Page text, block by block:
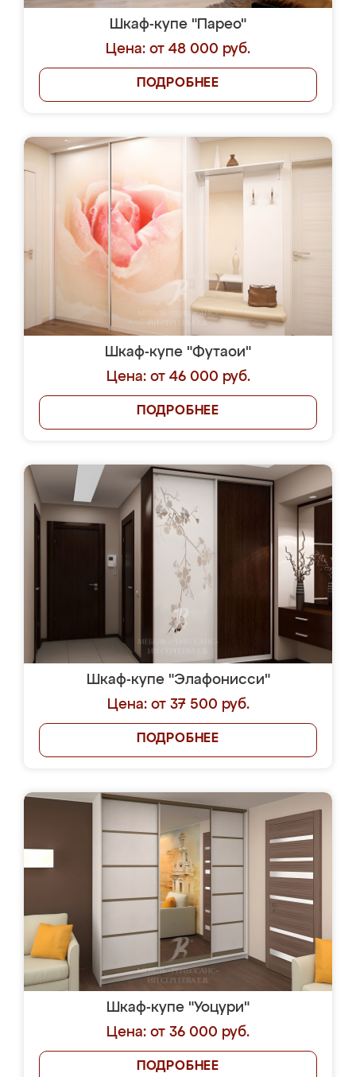
Шкаф-купе "Парео"
Цена: от 48 000 руб.
ПОДРОБНЕЕ
Шкаф-купе "Футаои"
Цена: от 46 000 руб.
ПОДРОБНЕЕ
Шкаф-купе "Элафонисси"
Цена: от 37 500 руб.
ПОДРОБНЕЕ
Шкаф-купе "Уоцури"
Цена: от 36 000 руб.
ПОДРОБНЕЕ